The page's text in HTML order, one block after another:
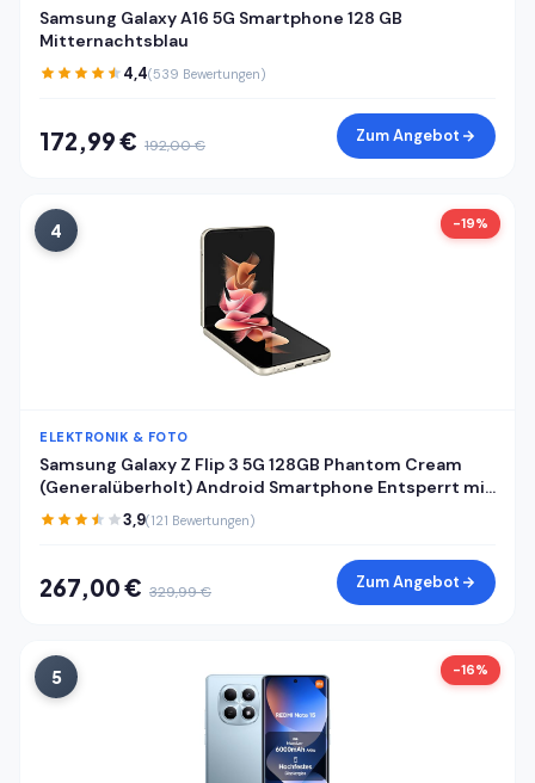
Samsung Galaxy A16 5G Smartphone 128 GB
Mitternachtsblau
4,4(539 Bewertungen)
172,99 € 192,00 € Zum Angebot
4 -19%
ELEKTRONIK & FOTO
Samsung Galaxy Z Flip 3 5G 128GB Phantom Cream
(Generalüberholt) Android Smartphone Entsperrt mit
Garantie
3,9(121 Bewertungen)
267,00 € 329,99 € Zum Angebot
5 -16%